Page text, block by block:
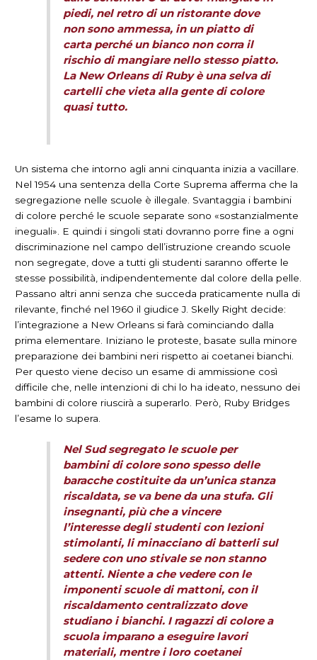
piedi, nel retro di un ristorante dove
non sono ammessa, in un piatto di
carta perché un bianco non corra il
rischio di mangiare nello stesso piatto.
La New Orleans di Ruby è una selva di
cartelli che vieta alla gente di colore
quasi tutto.
Un sistema che intorno agli anni cinquanta inizia a vacillare.
Nel 1954 una sentenza della Corte Suprema afferma che la
segregazione nelle scuole è illegale. Svantaggia i bambini
di colore perché le scuole separate sono «sostanzialmente
ineguali». E quindi i singoli stati dovranno porre fine a ogni
discriminazione nel campo dell’istruzione creando scuole
non segregate, dove a tutti gli studenti saranno offerte le
stesse possibilità, indipendentemente dal colore della pelle.
Passano altri anni senza che succeda praticamente nulla di
rilevante, finché nel 1960 il giudice J. Skelly Right decide:
l’integrazione a New Orleans si farà cominciando dalla
prima elementare. Iniziano le proteste, basate sulla minore
preparazione dei bambini neri rispetto ai coetanei bianchi.
Per questo viene deciso un esame di ammissione così
difficile che, nelle intenzioni di chi lo ha ideato, nessuno dei
bambini di colore riuscirà a superarlo. Però, Ruby Bridges
l’esame lo supera.
Nel Sud segregato le scuole per
bambini di colore sono spesso delle
baracche costituite da un’unica stanza
riscaldata, se va bene da una stufa. Gli
insegnanti, più che a vincere
l’interesse degli studenti con lezioni
stimolanti, li minacciano di batterli sul
sedere con uno stivale se non stanno
attenti. Niente a che vedere con le
imponenti scuole di mattoni, con il
riscaldamento centralizzato dove
studiano i bianchi. I ragazzi di colore a
scuola imparano a eseguire lavori
materiali, mentre i loro coetanei